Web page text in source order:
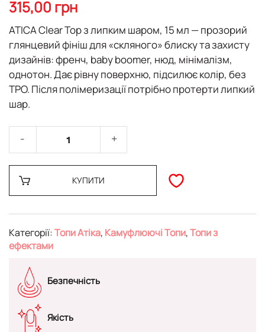
галереї
зображень
315,00 грн
ATICA Clear Top з липким шаром, 15 мл — прозорий
глянцевий фініш для «скляного» блиску та захисту
дизайнів: френч, baby boomer, нюд, мінімалізм,
однотон. Дає рівну поверхню, підсилює колір, без
TPO. Після полімеризації потрібнопротерти липкий
шар.
КУПИТИ
Категорії:Топи Атіка, Камуфлюючі Топи,Топи з
ефектами
Безпечність
Якість